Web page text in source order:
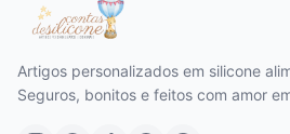
Artigos personalizados em silicone
Seguros, bonitos e feitos com amor